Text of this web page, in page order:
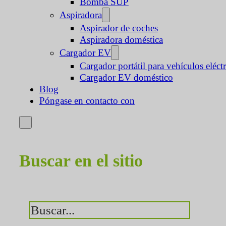
Aspiradora
Aspirador de coches
Aspiradora doméstica
Cargador EV
Cargador portátil para vehículos
Cargador EV doméstico
Blog
Póngase en contacto con
Buscar en el sitio
Buscar